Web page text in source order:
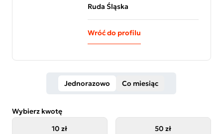
Ruda Śląska
Wróć do profilu
Jednorazowo Co miesiąc
Wybierz kwotę
10 zł
50 zł